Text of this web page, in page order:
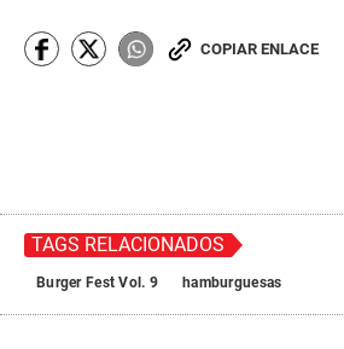
COPIAR ENLACE
TAGS RELACIONADOS
Burger Fest Vol. 9 hamburguesas